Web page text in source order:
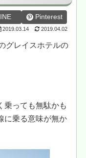
Pinterest
2019.03.14 2019.04.02
グレイスホテルの
っても無駄かも
に乗る意味が無か